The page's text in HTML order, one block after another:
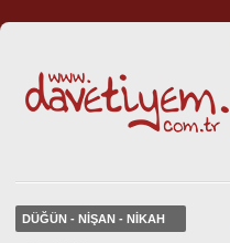
DÜĞÜN - NİŞAN - NİKAH